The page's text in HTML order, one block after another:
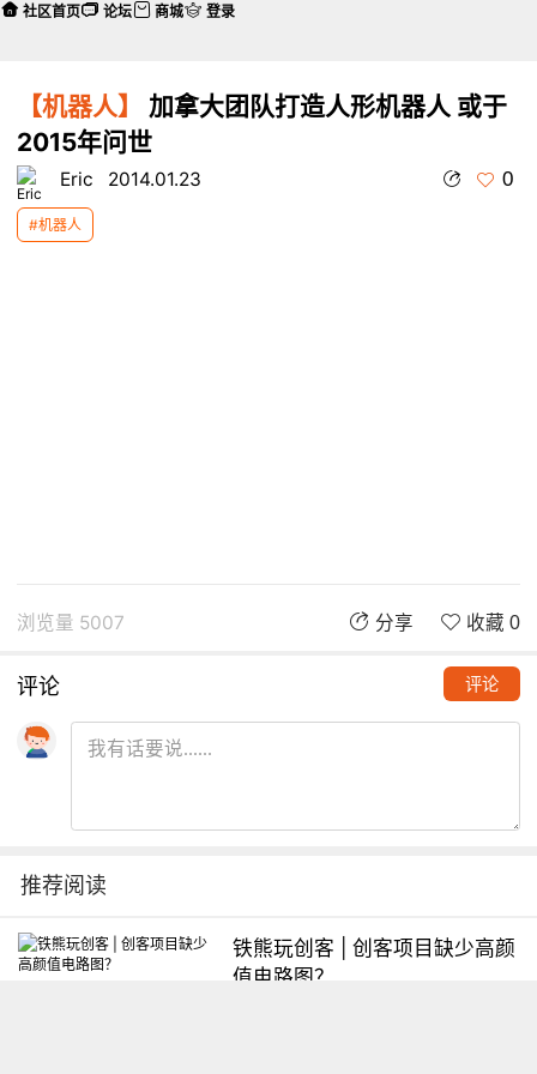
【机器人】
加拿大团队打造人形机器人 或于
2015年问世
Eric 2014.01.23 0
#机器人
浏览量 5007 分享 收藏 0
评论 评论
推荐阅读
铁熊玩创客 | 创客项目缺少高颜
值电路图？
社区首页 论坛 商城 登录